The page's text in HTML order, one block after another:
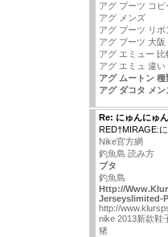
アグ ブーツ コピ
アグ メンズ
アグ ブーツ リボ
アグ ブーツ 大阪
アグ エミュー 比
アグ エミュ 違い
アグ ムートン 種
アグ ダコタ メン
Re: にゅんにゅ
RED†MIRAGE:
Nike官方網
釣魚島 読み方
ブタ
釣魚島
Http://
Jerseyslimited-
http://
nike 2013新款鞋
猪